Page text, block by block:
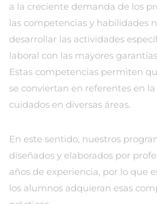
a la creciente demanda de los
las competencias y habilidades
desarrollar las actividades
laboral con las mayores
Estas competencias permiten
se conviertan en referentes en
cuidados en diversas áreas.
En este sentido, nuestros
diseñados y elaborados por
años de experiencia, por lo que
los alumnos adquieran esas